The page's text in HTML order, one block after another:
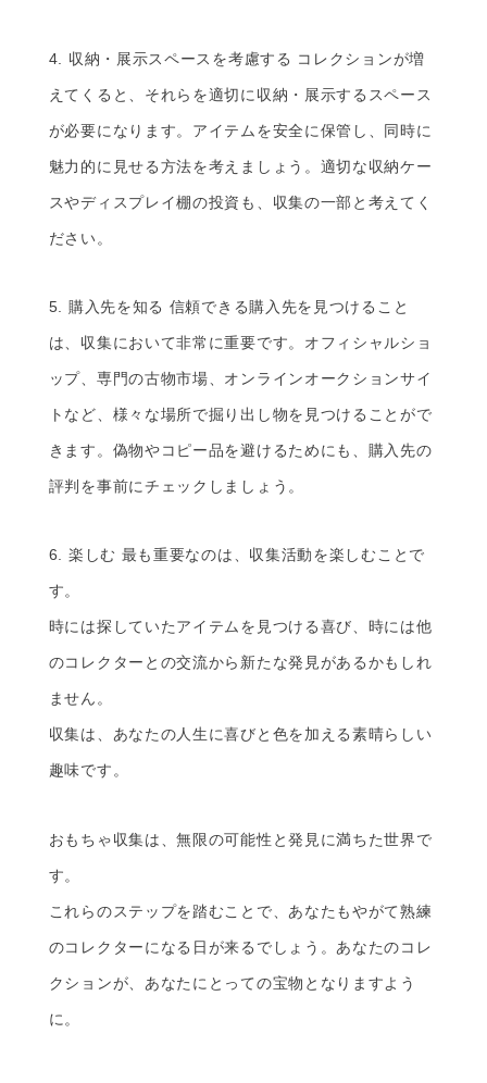
4. 収納・展示スペースを考慮する コレクションが増
えてくると、それらを適切に収納・展示するスペース
が必要になります。アイテムを安全に保管し、同時に
魅力的に見せる方法を考えましょう。適切な収納ケー
スやディスプレイ棚の投資も、収集の一部と考えてく
ださい。
5. 購入先を知る 信頼できる購入先を見つけること
は、収集において非常に重要です。オフィシャルショ
ップ、専門の古物市場、オンラインオークションサイ
トなど、様々な場所で掘り出し物を見つけることがで
きます。偽物やコピー品を避けるためにも、購入先の
評判を事前にチェックしましょう。
6. 楽しむ 最も重要なのは、収集活動を楽しむことで
す。
時には探していたアイテムを見つける喜び、時には他
のコレクターとの交流から新たな発見があるかもしれ
ません。
収集は、あなたの人生に喜びと色を加える素晴らしい
趣味です。
おもちゃ収集は、無限の可能性と発見に満ちた世界で
す。
これらのステップを踏むことで、あなたもやがて熟練
のコレクターになる日が来るでしょう。あなたのコレ
クションが、あなたにとっての宝物となりますよう
に。